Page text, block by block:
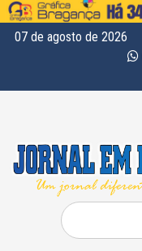
07 de agosto de 2026
Pesquisar
por: